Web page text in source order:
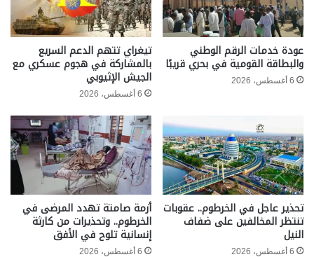
عودة خدمات الرقم الوطني
والبطاقة القومية في بحري قريبًا
6 أغسطس، 2026
تيغراي تتهم الدعم السريع
بالمشاركة في هجوم عسكري مع
الجيش الإثيوبي
6 أغسطس، 2026
تحذير عاجل في الخرطوم.. عقوبات
تنتظر المخالفين على ضفاف
النيل
6 أغسطس، 2026
أزمة صامتة تهدد المرضى في
الخرطوم.. وتحذيرات من كارثة
إنسانية تلوح في الأفق
6 أغسطس، 2026